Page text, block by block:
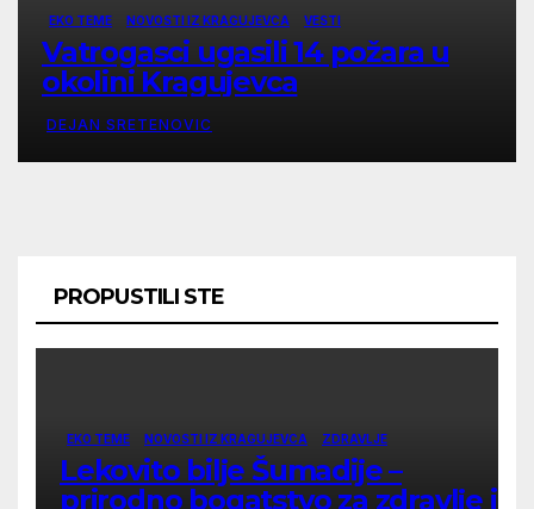
EKO TEME NOVOSTI IZ KRAGUJEVCA VESTI
Vatrogasci ugasili 14 požara u
okolini Kragujevca
DEJAN SRETENOVIC
PROPUSTILI STE
EKO TEME NOVOSTI IZ KRAGUJEVCA ZDRAVLJE
Lekovito bilje Šumadije –
prirodno bogatstvo za zdravlje i